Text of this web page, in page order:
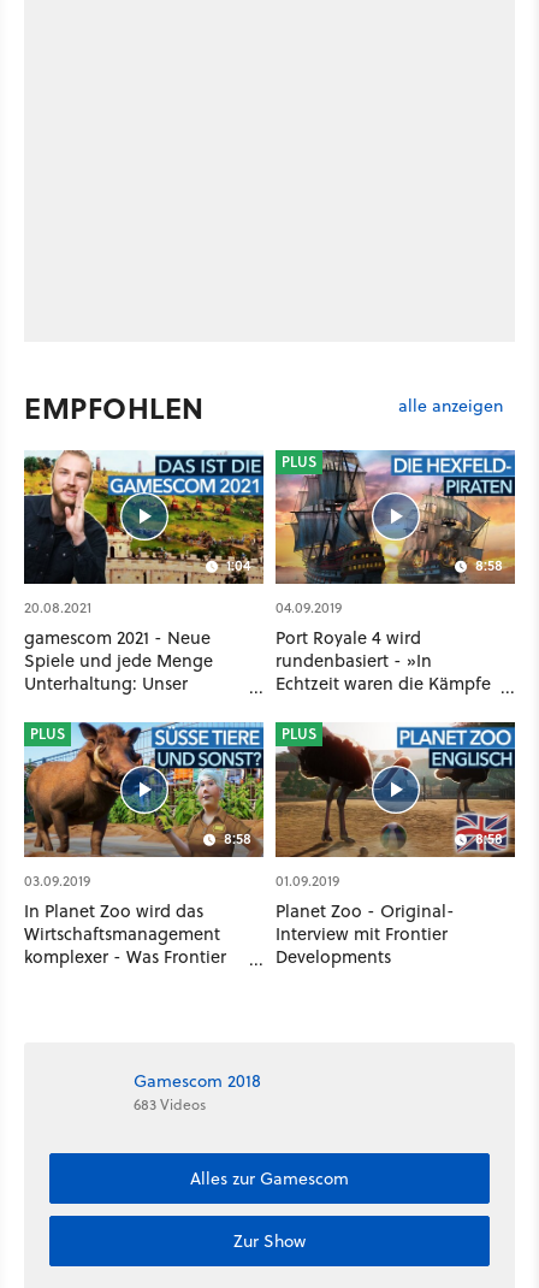
EMPFOHLEN alle anzeigen
1:04
20.08.2021
gamescom 2021 - Neue
Spiele und jede Menge
Unterhaltung: Unser
8:58
PLUS
04.09.2019
Port Royale 4 wird
rundenbasiert - »In
Echtzeit waren die Kämpfe
8:58
PLUS
03.09.2019
In Planet Zoo wird das
Wirtschaftsmanagement
komplexer - Was Frontier
8:58
PLUS
01.09.2019
Planet Zoo - Original-
Interview mit Frontier
Developments
Gamescom 2018
683 Videos
Alles zur Gamescom
Zur Show